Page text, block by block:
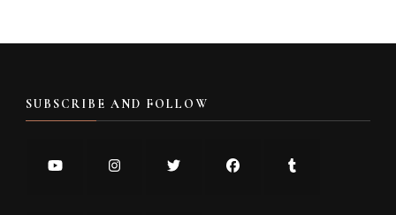
SUBSCRIBE AND FOLLOW